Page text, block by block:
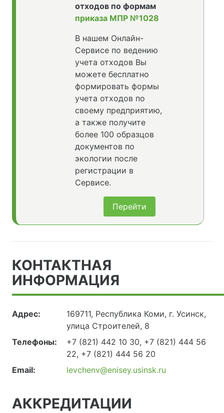
отходов по формам
приказа МПР №1028
В нашем Онлайн-
Сервисе по ведению
учета отходов Вы
можете бесплатно
формировать формы
учета отходов по
своему предприятию,
а также получите
более 100 образцов
документов по
экологии после
регистрации в
Сервисе.
Перейти
КОНТАКТНАЯ
ИНФОРМАЦИЯ
Адрес:
169711, Республика Коми, г. Усинск,
улица Строителей, 8
Телефоны:
+7 (821) 442 10 30, +7 (821) 444 56
22, +7 (821) 444 56 20
Email:
levchenv@enisey.usinsk.ru
АККРЕДИТАЦИИ